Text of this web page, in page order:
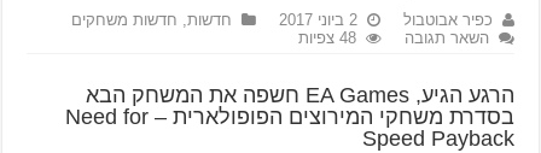
כפיר אבוטבול 2 ביוני 2017 חדשות, חדשות משחקים
השאר תגובה
48 צפיות
הרגע הגיע, EA Games חשפה את המשחק הבא
בסדרת משחקי המירוצים הפופולארית – Need for
Speed Payback